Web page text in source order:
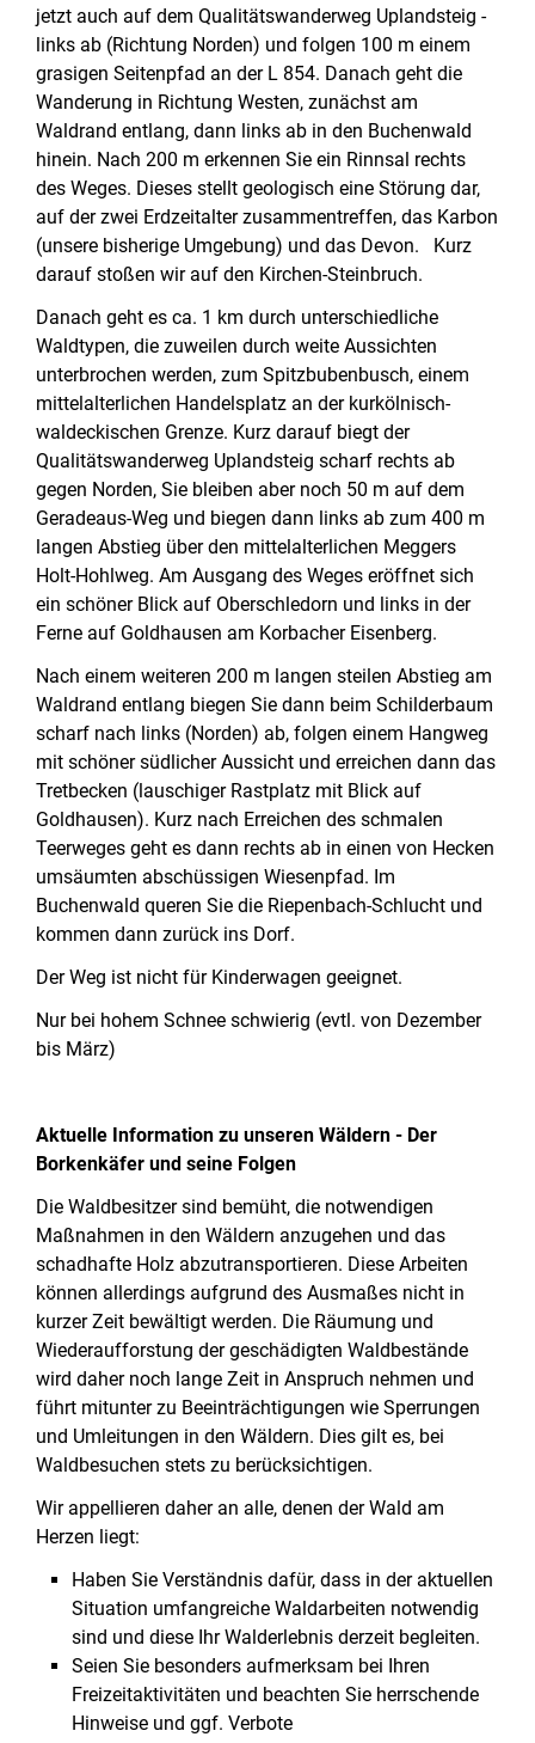
jetzt auch auf dem Qualitätswanderweg Uplandsteig -
links ab (Richtung Norden) und folgen 100 m einem
grasigen Seitenpfad an der L 854. Danach geht die
Wanderung in Richtung Westen, zunächst am
Waldrand entlang, dann links ab in den Buchenwald
hinein. Nach 200 m erkennen Sie ein Rinnsal rechts
des Weges. Dieses stellt geologisch eine Störung dar,
auf der zwei Erdzeitalter zusammentreffen, das Karbon
(unsere bisherige Umgebung) und das Devon. Kurz
darauf stoßen wir auf den Kirchen-Steinbruch.
Danach geht es ca. 1 km durch unterschiedliche
Waldtypen, die zuweilen durch weite Aussichten
unterbrochen werden, zum Spitzbubenbusch, einem
mittelalterlichen Handelsplatz an der kurkölnisch-
waldeckischen Grenze. Kurz darauf biegt der
Qualitätswanderweg Uplandsteig scharf rechts ab
gegen Norden, Sie bleiben aber noch 50 m auf dem
Geradeaus-Weg und biegen dann links ab zum 400 m
langen Abstieg über den mittelalterlichen Meggers
Holt-Hohlweg. Am Ausgang des Weges eröffnet sich
ein schöner Blick auf Oberschledorn und links in der
Ferne auf Goldhausen am Korbacher Eisenberg.
Nach einem weiteren 200 m langen steilen Abstieg am
Waldrand entlang biegen Sie dann beim Schilderbaum
scharf nach links (Norden) ab, folgen einem Hangweg
mit schöner südlicher Aussicht und erreichen dann das
Tretbecken (lauschiger Rastplatz mit Blick auf
Goldhausen). Kurz nach Erreichen des schmalen
Teerweges geht es dann rechts ab in einen von Hecken
umsäumten abschüssigen Wiesenpfad. Im
Buchenwald queren Sie die Riepenbach-Schlucht und
kommen dann zurück ins Dorf.
Der Weg ist nicht für Kinderwagen geeignet.
Nur bei hohem Schnee schwierig (evtl. von Dezember
bis März)
Aktuelle Information zu unseren Wäldern - Der
Borkenkäfer und seine Folgen
Die Waldbesitzer sind bemüht, die notwendigen
Maßnahmen in den Wäldern anzugehen und das
schadhafte Holz abzutransportieren. Diese Arbeiten
können allerdings aufgrund des Ausmaßes nicht in
kurzer Zeit bewältigt werden. Die Räumung und
Wiederaufforstung der geschädigten Waldbestände
wird daher noch lange Zeit in Anspruch nehmen und
führt mitunter zu Beeinträchtigungen wie Sperrungen
und Umleitungen in den Wäldern. Dies gilt es, bei
Waldbesuchen stets zu berücksichtigen.
Wir appellieren daher an alle, denen der Wald am
Herzen liegt:
Haben Sie Verständnis dafür, dass in der aktuellen
Situation umfangreiche Waldarbeiten notwendig
sind und diese Ihr Walderlebnis derzeit begleiten.
Seien Sie besonders aufmerksam bei Ihren
Freizeitaktivitäten und beachten Sie herrschende
Hinweise und ggf. Verbote